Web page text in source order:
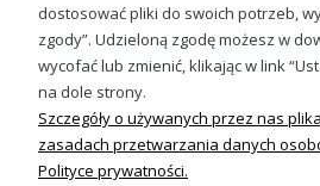
REGULAMINY
Pokaż pełną wersję
dostosować pliki do swoich potrzeb,
zgody”. Udzieloną zgodę możesz w
wycofać lub zmienić, klikając w link
na dole strony.
Szczegóły o używanych przez nas
zasadach przetwarzania danych
Polityce prywatności.